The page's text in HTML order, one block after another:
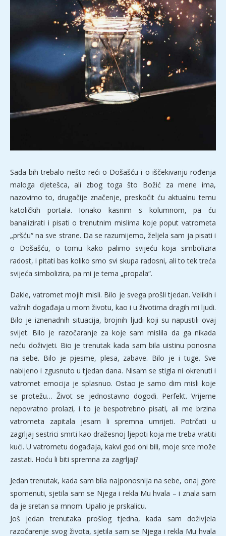
Sada bih trebalo nešto reći o Došašću i o iščekivanju rođenja
maloga djetešca, ali zbog toga što Božić za mene ima,
nazovimo to, drugačije značenje, preskočit ću aktualnu temu
katoličkih portala. Ionako kasnim s kolumnom, pa ću
banalizirati i pisati o trenutnim mislima koje poput vatrometa
„pršću“ na sve strane. Da se razumijemo, željela sam ja pisati i
o Došašću, o tomu kako palimo svijeću koja simbolizira
radost, i pitati bas koliko smo svi skupa radosni, ali to tek treća
svijeća simbolizira, pa mi je tema „propala“.
Dakle, vatromet mojih misli. Bilo je svega prošli tjedan. Velikih i
važnih događaja u mom životu, kao i u životima dragih mi ljudi.
Bilo je iznenadnih situacija, brojnih ljudi koji su napustili ovaj
svijet. Bilo je razočaranje za koje sam mislila da ga nikada
neću doživjeti. Bio je trenutak kada sam bila uistinu ponosna
na sebe. Bilo je pjesme, plesa, zabave. Bilo je i tuge. Sve
nabijeno i zgusnuto u tjedan dana. Nisam se stigla ni okrenuti i
vatromet emocija je splasnuo. Ostao je samo dim misli koje
se protežu… Život se jednostavno dogodi. Perfekt. Vrijeme
nepovratno prolazi, i to je bespotrebno pisati, ali me brzina
vatrometa zapitala jesam li spremna umrijeti. Potrčati u
zagrljaj sestrici smrti kao dražesnoj ljepoti koja me treba vratiti
kući. U vatrometu događaja, kakvi god oni bili, moje srce može
zastati. Hoću li biti spremna za zagrljaj?
Jedan trenutak, kada sam bila najponosnija na sebe, onaj gore
spomenuti, sjetila sam se Njega i rekla Mu hvala – i znala sam
da je sretan sa mnom. Upalio je prskalicu.
Još jedan trenutaka prošlog tjedna, kada sam doživjela
razočarenje svog života, sjetila sam se Njega i rekla Mu hvala